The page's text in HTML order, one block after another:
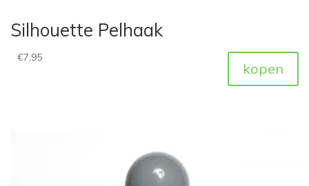
Silhouette Pelhaak
€7,95
kopen